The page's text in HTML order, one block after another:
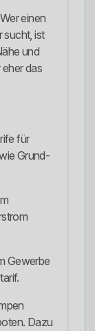
einen
sucht, ist
und
das
für
Grund-
Gewerbe
Dazu